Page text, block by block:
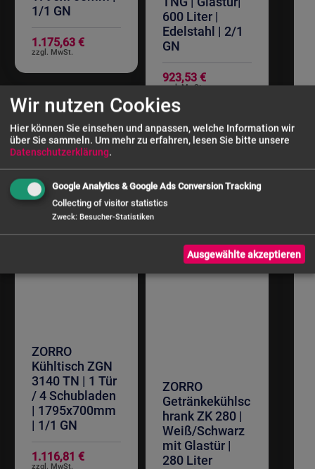
1/1 GN
1.175,63 €
ZORRO
Kühltisch ZGN
3140 TN | 1 Tür
/ 4 Schubladen
| 1795x700mm
| 1/1 GN
1.116,81 €
600 Liter |
Edelstahl | 2/1
GN
923,53 €
ZORRO
Getränkekühlsc
hrank ZK 280 |
Weiß/Schwarz
mit Glastür |
280 Liter
Wir nutzen Cookies
Hier können Sie einsehen und anpassen, welche Information wir
über Sie sammeln. Um mehr zu erfahren, lesen Sie bitte unsere
Datenschutzerklärung.
Google Analytics & Google Ads Conversion Tracking
Collecting of visitor statistics
Zweck: Besucher-Statistiken
Ausgewählte akzeptieren